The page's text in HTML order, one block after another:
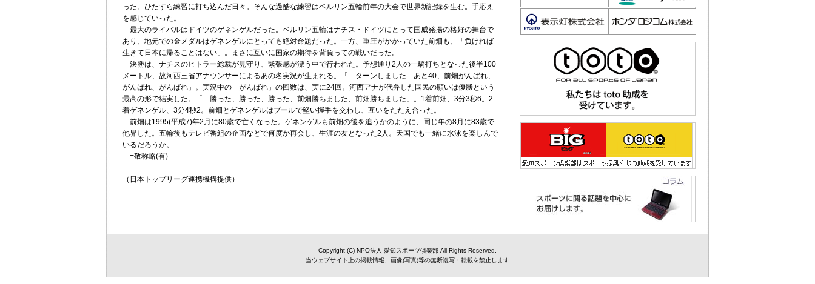
った。ひたすら練習に打ち込んだ日々。そんな過酷な練習はベルリン五輪前年の大会で世界新記録を生む。手応え
を感じていった。
最大のライバルはドイツのゲネンゲルだった。ベルリン五輪はナチス・ドイツにとって国威発揚の格好の舞台で
あり、地元での金メダルはゲネンゲルにとっても絶対命題だった。一方、重圧がかかっていた前畑も、「負ければ
生きて日本に帰ることはない」。まさに互いに国家の期待を背負っての戦いだった。
決勝は、ナチスのヒトラー総裁が見守り、緊張感が漂う中で行われた。予想通り2人の一騎打ちとなった後半100
メートル、故河西三省アナウンサーによるあの名実況が生まれる。「…ターンしました…あと40、前畑がんばれ、
がんばれ、がんばれ」。実況中の「がんばれ」の回数は、実に24回。河西アナが代弁した国民の願いは優勝という
最高の形で結実した。「…勝った、勝った、勝った、前畑勝ちました、前畑勝ちました」。1着前畑、3分3秒6。2
着ゲネンゲル、3分4秒2。前畑とゲネンゲルはプールで堅い握手を交わし、互いをたたえ合った。
前畑は1995(平成7)年2月に80歳で亡くなった。ゲネンゲルも前畑の後を追うかのように、同じ年の8月に83歳で
他界した。五輪後もテレビ番組の企画などで何度か再会し、生涯の友となった2人。天国でも一緒に水泳を楽しんで
いるだろうか。
=敬称略(有)
（日本トップリーグ連携機構提供）
Copyright (C) NPO法人 愛知スポーツ倶楽部 All Rights Reserved.
当ウェブサイト上の掲載情報、画像(写真)等の無断複写・転載を禁止します